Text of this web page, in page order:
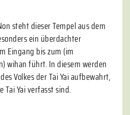
steht dieser Tempel aus dem
ein überdachter
Eingang bis zum (im
wihan führt. In diesem werden
Volkes der Tai Yai aufbewahrt,
Tai Yai verfasst sind.